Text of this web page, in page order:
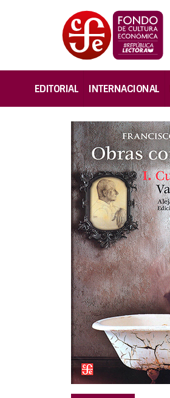
EDITORIAL INTERNACIONAL